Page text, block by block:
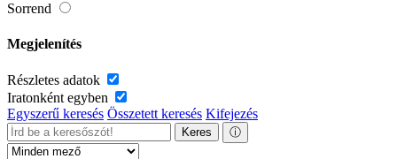
Sorrend
Megjelenítés
Részletes adatok
Iratonként egyben
Egyszerű keresés Összetett keresés Kifejezés
Keres ⓘ